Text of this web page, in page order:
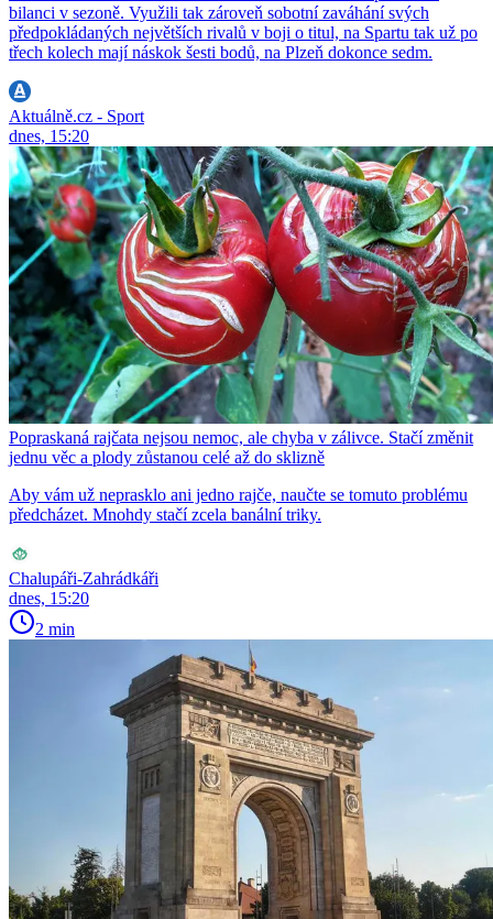
bilanci v sezoně. Využili tak zároveň sobotní zaváhání svých
předpokládaných největších rivalů v boji o titul, na Spartu tak už po
třech kolech mají náskok šesti bodů, na Plzeň dokonce sedm.
Aktuálně.cz - Sport
dnes, 15:20
Popraskaná rajčata nejsou nemoc, ale chyba v zálivce. Stačí změnit
jednu věc a plody zůstanou celé až do sklizně
Aby vám už neprasklo ani jedno rajče, naučte se tomuto problému
předcházet. Mnohdy stačí zcela banální triky.
Chalupáři-Zahrádkáři
dnes, 15:20
2 min